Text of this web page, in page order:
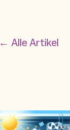
← Alle Artikel